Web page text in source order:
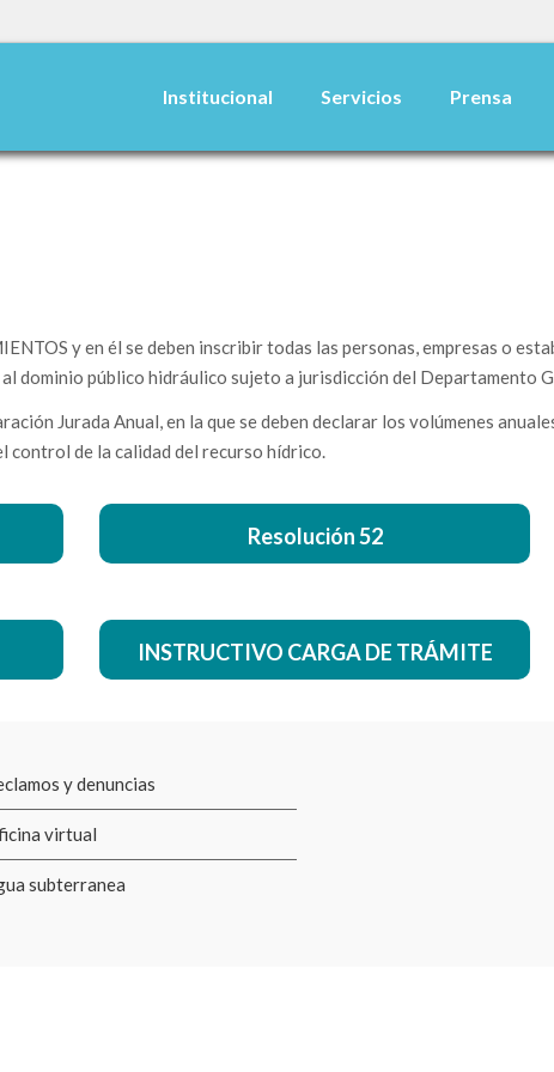
Institucional Servicios Prensa
y en él se deben inscribir todas las personas, empresas o
dominio público hidráulico sujeto a jurisdicción del Departamento
Jurada Anual, en la que se deben declarar los volúmenes
control de la calidad del recurso hídrico.
Resolución 52
INSTRUCTIVO CARGA DE TRÁMITE
y denuncias
virtual
subterranea